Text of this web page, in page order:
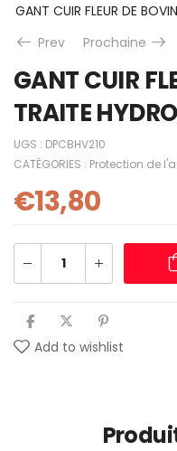
GANT CUIR FLEUR DE
Prev
Prochaine
GANT CUIR
TRAITE
UGS : DPCBHV210
CATÉGORIES : Protection de
€13,80
Add to wishlist